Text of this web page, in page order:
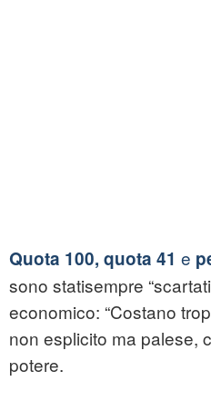
Quota 100, quota 41 e
sono statisempre
economico: “Costano
non esplicito ma palese,
potere.